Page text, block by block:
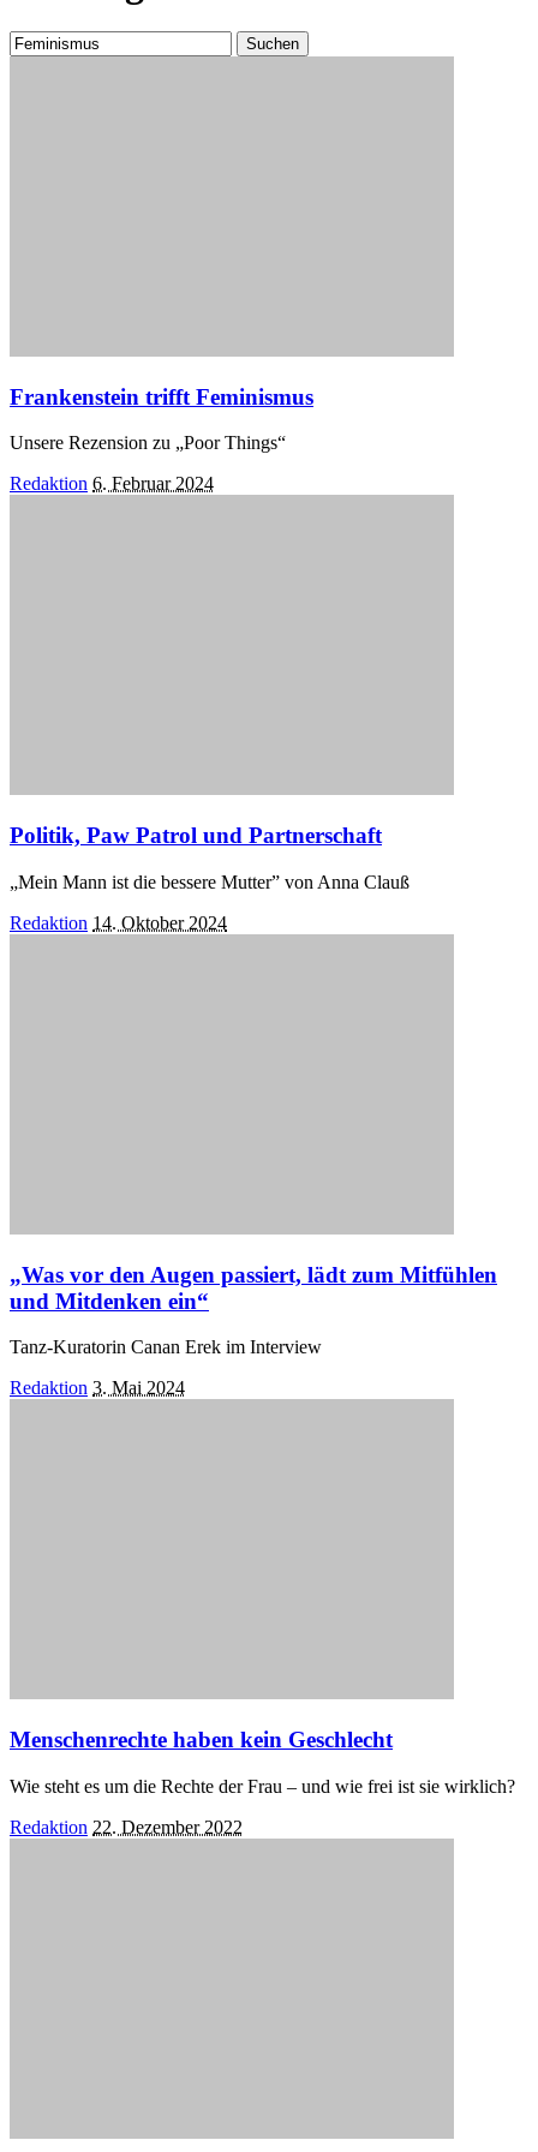
Suchen
nach:
Frankenstein trifft Feminismus
Unsere Rezension zu „Poor Things“
Posted
Redaktion 6. Februar 2024
Politik, Paw Patrol und Partnerschaft
„Mein Mann ist die bessere Mutter” von Anna Clauß
Posted
Redaktion 14. Oktober 2024
„Was vor den Augen passiert, lädt zum Mitfühlen
und Mitdenken ein“
Tanz-Kuratorin Canan Erek im Interview
Posted
Redaktion 3. Mai 2024
Menschenrechte haben kein Geschlecht
Wie steht es um die Rechte der Frau – und wie frei ist sie wirklich?
Posted
Redaktion 22. Dezember 2022